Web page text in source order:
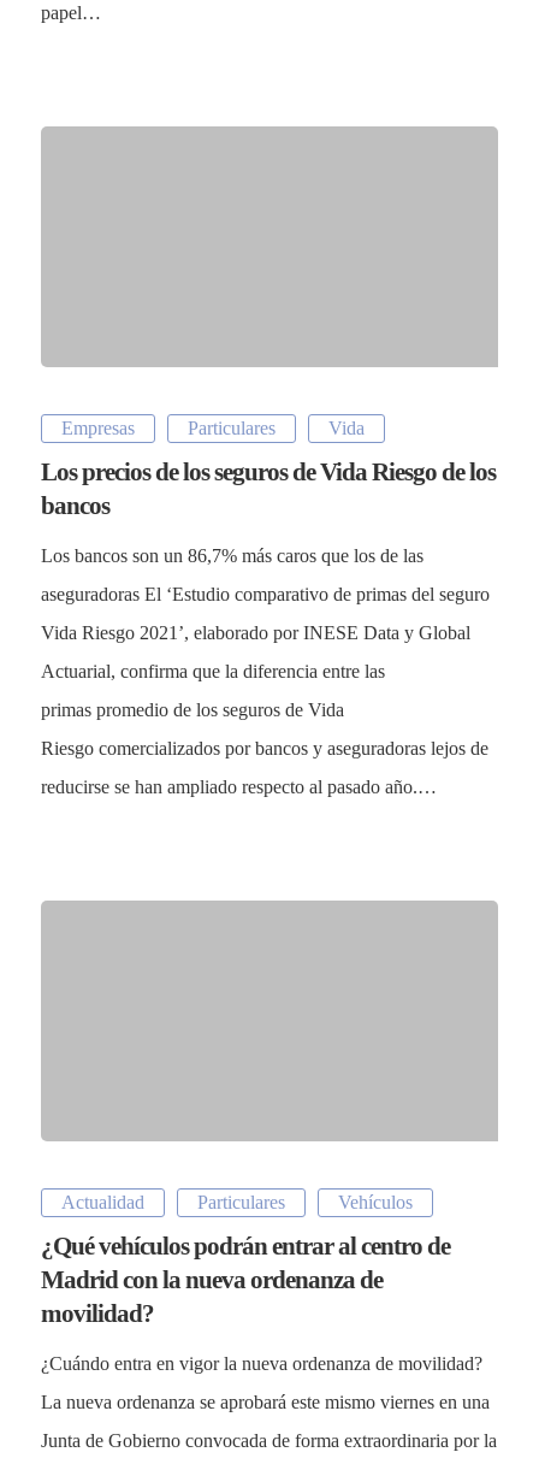
papel…
Empresas Particulares Vida
Los precios de los seguros de Vida Riesgo de los
bancos
Los bancos son un 86,7% más caros que los de las
aseguradoras El ‘Estudio comparativo de primas del seguro
Vida Riesgo 2021’, elaborado por INESE Data y Global
Actuarial, confirma que la diferencia entre las
primas promedio de los seguros de Vida
Riesgo comercializados por bancos y aseguradoras lejos de
reducirse se han ampliado respecto al pasado año.…
Actualidad Particulares Vehículos
¿Qué vehículos podrán entrar al centro de
Madrid con la nueva ordenanza de
movilidad?
¿Cuándo entra en vigor la nueva ordenanza de movilidad?
La nueva ordenanza se aprobará este mismo viernes en una
Junta de Gobierno convocada de forma extraordinaria por la
Siniestros
Todos los Seguros
Vehículos
Particulares